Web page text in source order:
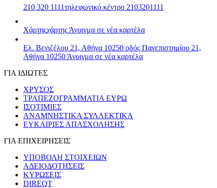
210 320 1111τηλεφωνικό κέντρο 2103201111
Χάρτηςχάρτης Άνοιγμα σε νέα καρτέλα
Ελ. Βενιζέλου 21, Αθήνα 10250 οδός Πανεπιστημίου 21,
Αθήνα 10250 Άνοιγμα σε νέα καρτέλα
ΓΙΑ ΙΔΙΩΤΕΣ
ΧΡΥΣΟΣ
ΤΡΑΠΕΖΟΓΡΑΜΜΑΤΙΑ ΕΥΡΩ
ΙΣΟΤΙΜΙΕΣ
ΑΝΑΜΝΗΣΤΙΚΑ ΣΥΛΛΕΚΤΙΚΑ
ΕΥΚΑΙΡΙΕΣ ΑΠΑΣΧΟΛΗΣΗΣ
ΓΙΑ ΕΠΙΧΕΙΡΗΣΕΙΣ
ΥΠΟΒΟΛΗ ΣΤΟΙΧΕΙΩΝ
ΑΔΕΙΟΔΟΤΗΣΕΙΣ
ΚΥΡΩΣΕΙΣ
DIREQT